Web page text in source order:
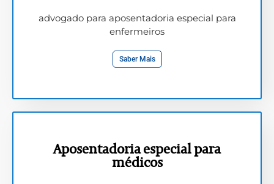
advogado para aposentadoria especial para
enfermeiros
Saber Mais
Aposentadoria especial para
médicos